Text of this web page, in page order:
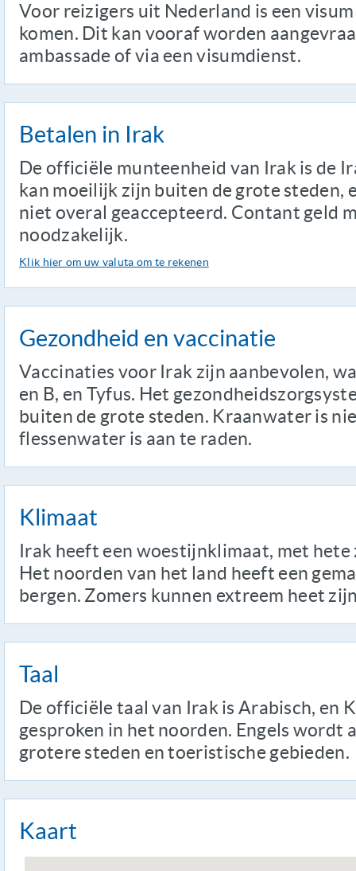
Voor reizigers uit Nederland is een
komen. Dit kan vooraf worden
ambassade of via een visumdienst.
Betalen in Irak
De officiële munteenheid van Irak is de
kan moeilijk zijn buiten de grote steden,
niet overal geaccepteerd. Contant geld
noodzakelijk.
Klik hier om uw valuta om te rekenen
Gezondheid en vaccinatie
Vaccinaties voor Irak zijn aanbevolen,
en B, en Tyfus. Het
buiten de grote steden. Kraanwater is
flessenwater is aan te raden.
Klimaat
Irak heeft een woestijnklimaat, met hete
Het noorden van het land heeft een
bergen. Zomers kunnen extreem heet
Taal
De officiële taal van Irak is Arabisch, en
gesproken in het noorden. Engels wordt
grotere steden en toeristische gebieden.
Kaart